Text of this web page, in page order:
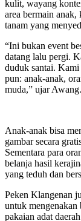
kulit, wayang
area bermain
tanam yang
“Ini bukan event
datang lalu pergi.
duduk santai. Kami
pun: anak-anak,
muda,” ujar Awang.
Anak-anak bisa
gambar secara
Sementara para
belanja hasil
yang teduh dan
Peken Klangenan
untuk mengenakan
pakaian adat